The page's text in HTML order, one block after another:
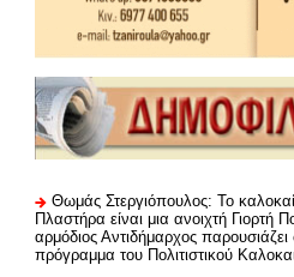
Θωμάς Στεργιόπουλος: Το
Πλαστήρα είναι μια ανοιχτή Γιορτή
αρμόδιος Αντιδήμαρχος
πρόγραμμα του Πολιτιστικού